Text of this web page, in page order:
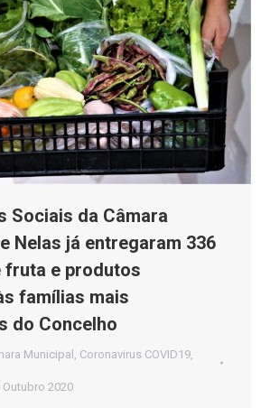
Sociais da Câmara
Nelas já entregaram 336
fruta e produtos
famílias mais
do Concelho
Municipal , Coronavirus COVID19,
Outubro 2020